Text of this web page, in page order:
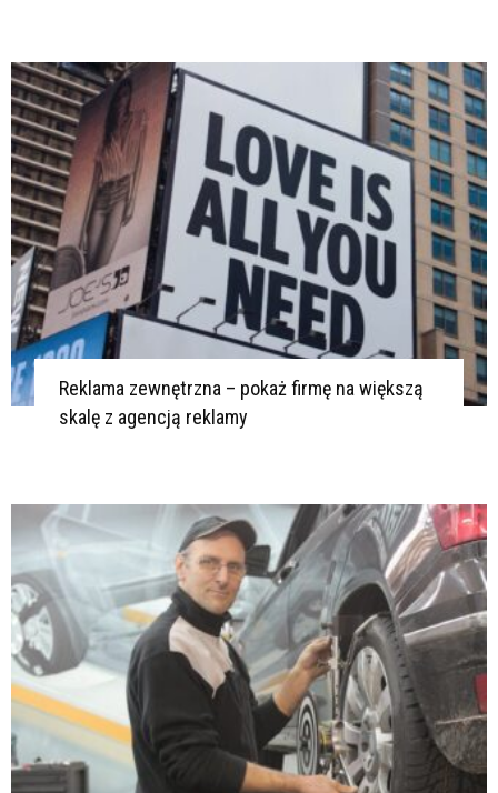
Reklama zewnętrzna – pokaż firmę na większą
skalę z agencją reklamy